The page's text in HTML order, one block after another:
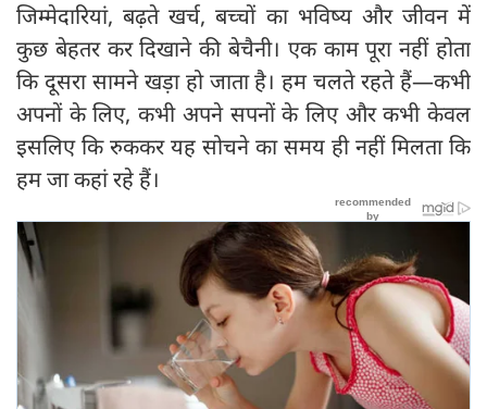
जिम्मेदारियां, बढ़ते खर्च, बच्चों का भविष्य और जीवन में
कुछ बेहतर कर दिखाने की बेचैनी। एक काम पूरा नहीं होता
कि दूसरा सामने खड़ा हो जाता है। हम चलते रहते हैं—कभी
अपनों के लिए, कभी अपने सपनों के लिए और कभी केवल
इसलिए कि रुककर यह सोचने का समय ही नहीं मिलता कि
हम जा कहां रहे हैं।